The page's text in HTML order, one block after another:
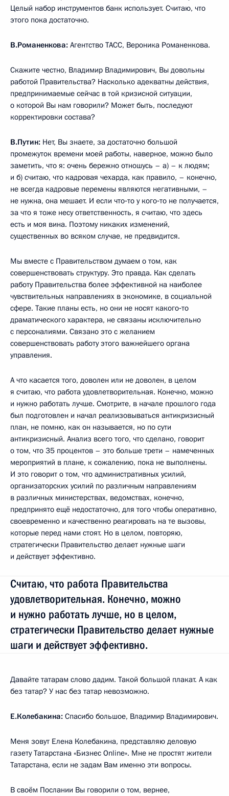
Целый набор инструментов банк использует. Считаю, что
этого пока достаточно.
В.Романенкова: Агентство ТАСС, Вероника Романенкова.
Скажите честно, Владимир Владимирович, Вы довольны
работой Правительства? Насколько адекватны действия,
предпринимаемые сейчас в той кризисной ситуации,
о которой Вы нам говорили? Может быть, последуют
корректировки состава?
В.Путин: Нет, Вы знаете, за достаточно большой
промежуток времени моей работы, наверное, можно было
заметить, что я: очень бережно отношусь – а) – к людям;
и б) считаю, что кадровая чехарда, как правило, – конечно,
не всегда кадровые перемены являются негативными, –
не нужна, она мешает. И если что‑то у кого‑то не получается,
за что я тоже несу ответственность, я считаю, что здесь
есть и моя вина. Поэтому никаких изменений,
существенных во всяком случае, не предвидится.
Мы вместе с Правительством думаем о том, как
совершенствовать структуру. Это правда. Как сделать
работу Правительства более эффективной на наиболее
чувствительных направлениях в экономике, в социальной
сфере. Такие планы есть, но они не носят какого‑то
драматического характера, не связаны исключительно
с персоналиями. Связано это с желанием
совершенствовать работу этого важнейшего органа
управления.
А что касается того, доволен или не доволен, в целом
я считаю, что работа удовлетворительная. Конечно, можно
и нужно работать лучше. Смотрите, в начале прошлого года
был подготовлен и начал реализовываться антикризисный
план, не помню, как он называется, но по сути
антикризисный. Анализ всего того, что сделано, говорит
о том, что 35 процентов – это больше трети – намеченных
мероприятий в плане, к сожалению, пока не выполнены.
И это говорит о том, что административных усилий,
организаторских усилий по различным направлениям
в различных министерствах, ведомствах, конечно,
предпринято ещё недостаточно, для того чтобы оперативно,
своевременно и качественно реагировать на те вызовы,
которые перед нами стоят. Но в целом, повторяю,
стратегически Правительство делает нужные шаги
и действует эффективно.
Считаю, что работа Правительства
удовлетворительная. Конечно, можно
и нужно работать лучше, но в целом,
стратегически Правительство делает нужные
шаги и действует эффективно.
Давайте татарам слово дадим. Такой большой плакат. А как
без татар? У нас без татар невозможно.
Е.Колебакина: Спасибо большое, Владимир Владимирович.
Меня зовут Елена Колебакина, представляю деловую
газету Татарстана «Бизнес Online». Мне не простят жители
Татарстана, если не задам Вам именно эти вопросы.
В своём Послании Вы говорили о том, вернее,